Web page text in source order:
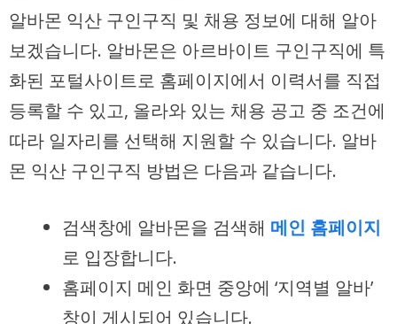
알바몬 익산 구인구직 및 채용 정보에 대해 알아
보겠습니다. 알바몬은 아르바이트 구인구직에 특
화된 포털사이트로 홈페이지에서 이력서를 직접
등록할 수 있고, 올라와 있는 채용 공고 중 조건에
따라 일자리를 선택해 지원할 수 있습니다. 알바
몬 익산 구인구직 방법은 다음과 같습니다.
검색창에 알바몬을 검색해 메인 홈페이지
로 입장합니다.
홈페이지 메인 화면 중앙에 ‘지역별 알바’
창이 게시되어 있습니다.